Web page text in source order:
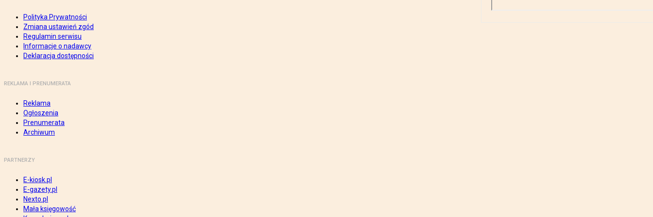
Polityka Prywatności
Zmiana ustawień zgód
Regulamin serwisu
Informacje o nadawcy
Deklaracja dostępności
REKLAMA I PRENUMERATA
Reklama
Ogłoszenia
Prenumerata
Archiwum
PARTNERZY
E-kiosk.pl
E-gazety.pl
Nexto.pl
Mała księgowość